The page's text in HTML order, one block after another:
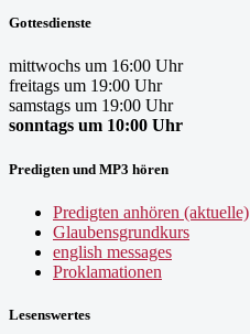
Gottesdienste
mittwochs um 16:00 Uhr
freitags um 19:00 Uhr
samstags um 19:00 Uhr
sonntags um 10:00 Uhr
Predigten und MP3 hören
Predigten anhören (aktuelle)
Glaubensgrundkurs
english messages
Proklamationen
Lesenswertes